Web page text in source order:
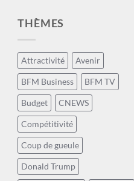
THÈMES
Attractivité Avenir
BFM Business BFM TV
Budget CNEWS
Compétitivité
Coup de gueule
Donald Trump